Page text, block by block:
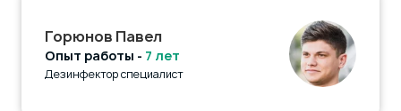
Горюнов Павел
Опыт работы - 7 лет
Дезинфектор специалист